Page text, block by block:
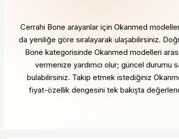
Cerrahi Bone arayanlar için Okanmed
da yeniliğe göre sıralayarak ulaşabilirsiniz.
Bone kategorisinde Okanmed modelleri
vermenize yardımcı olur; güncel durumu
bulabilirsiniz. Takip etmek istediğiniz
fiyat-özellik dengesini tek bakışta